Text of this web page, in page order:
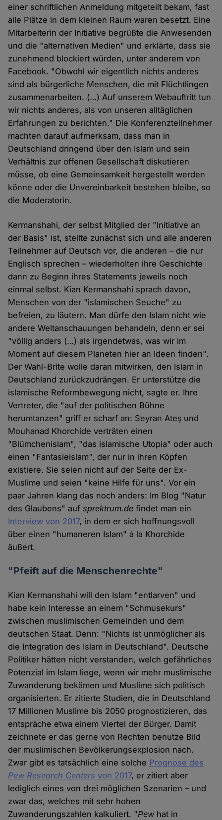
einer schriftlichen Anmeldung mitgeteilt bekam, fast
alle Plätze in dem kleinen Raum waren besetzt. Eine
Mitarbeiterin der Initiative begrüßte die Anwesenden
und die "alternativen Medien" und erklärte, dass sie
zunehmend blockiert würden, unter anderem von
Facebook. "Obwohl wir eigentlich nichts anderes
sind als bürgerliche Menschen, die mit Flüchtlingen
zusammenarbeiten. (…) Auf unserem Webauftritt tun
wir nichts anderes, als von unseren alltäglichen
Erfahrungen zu berichten." Die Konferenzteilnehmer
machten darauf aufmerksam, dass man in
Deutschland dringend über den Islam und sein
Verhältnis zur offenen Gesellschaft diskutieren
müsse, ob eine Gemeinsamkeit hergestellt werden
könne oder die Unvereinbarkeit bestehen bleibe, so
die Moderatorin.
Kermanshahi, der selbst Mitglied der "Initiative an
der Basis" ist, stellte zunächst sich und alle anderen
Teilnehmer auf Deutsch vor, die anderen – die nur
Englisch sprechen – wiederholten ihre Geschichte
dann zu Beginn ihres Statements jeweils noch
einmal selbst. Kian Kermanshahi sprach davon,
Menschen von der "islamischen Seuche" zu
befreien, zu läutern. Man dürfe den Islam nicht wie
andere Weltanschauungen behandeln, denn er sei
"völlig anders (…) als irgendetwas, was wir im
Moment auf diesem Planeten hier an Ideen finden".
Der Wahl-Brite wolle daran mitwirken, den Islam in
Deutschland zurückzudrängen. Er unterstütze die
islamische Reformbewegung nicht, sagte er. Ihre
Vertreter, die "auf der politischen Bühne
herumtanzen" griff er scharf an: Seyran Ateş und
Mouhanad Khorchide verträten einen
"Blümchenislam", "das islamische Utopia" oder auch
einen "Fantasieislam", der nur in ihren Köpfen
existiere. Sie seien nicht auf der Seite der Ex-
Muslime und seien "keine Hilfe für uns". Vor ein
paar Jahren klang das noch anders: Im Blog "Natur
des Glaubens" aufsprektrum.de findet man ein
Interview von 2017, in dem er sich hoffnungsvoll
über einen "humaneren Islam" à la Khorchide
äußert.
"Pfeift auf die Menschenrechte"
Kian Kermanshahi will den Islam "entlarven" und
habe kein Interesse an einem "Schmusekurs"
zwischen muslimischen Gemeinden und dem
deutschen Staat. Denn: "Nichts ist unmöglicher als
die Integration des Islam in Deutschland". Deutsche
Politiker hätten nicht verstanden, welch gefährliches
Potenzial im Islam liege, wenn wir mehr muslimische
Zuwanderung bekämen und Muslime sich politisch
organisierten. Er zitierte Studien, die in Deutschland
17 Millionen Muslime bis 2050 prognostizieren, das
entspräche etwa einem Viertel der Bürger. Damit
zeichnete er das gerne von Rechten benutze Bild
der muslimischen Bevölkerungsexplosion nach.
Zwar gibt es tatsächlich eine solche Prognose des
Pew Research Centers von 2017, er zitiert aber
lediglich eines von drei möglichen Szenarien – und
zwar das, welches mit sehr hohen
Zuwanderungszahlen kalkuliert. "Pewhat in